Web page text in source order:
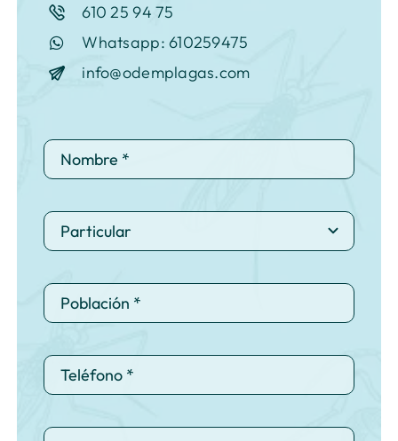
610 25 94 75
Whatsapp: 610259475
info@odemplagas.com